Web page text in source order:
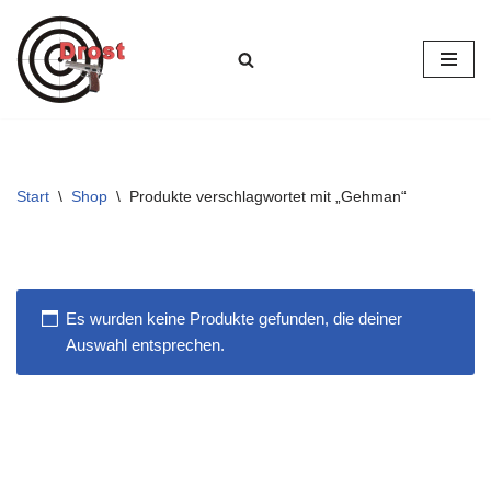
Zum
Inhalt
Start \ Shop \ Produkte verschlagwortet mit „Gehman“
Es wurden keine Produkte gefunden, die deiner
Auswahl entsprechen.